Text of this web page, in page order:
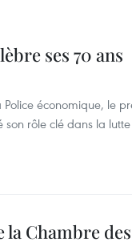
ses 70 ans
économique, le
rôle clé dans la
la Chambre